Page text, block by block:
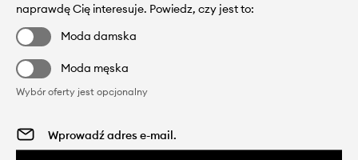
naprawdę Cię interesuje. Powiedz, czy jest to:
Moda damska
Moda męska
Wybór oferty jest opcjonalny